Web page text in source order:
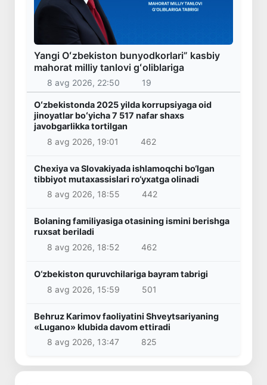
Yangi Oʻzbekiston bunyodkorlari” kasbiy
mahorat milliy tanlovi gʻoliblariga
8 avg 2026, 22:50 19
Oʻzbekistonda 2025 yilda korrupsiyaga oid
jinoyatlar boʻyicha 7 517 nafar shaxs
javobgarlikka tortilgan
8 avg 2026, 19:01
462
Chexiya va Slovakiyada ishlamoqchi bo‘lgan
tibbiyot mutaxassislari ro‘yxatga olinadi
8 avg 2026, 18:55
442
Bolaning familiyasiga otasining ismini berishga
ruxsat beriladi
8 avg 2026, 18:52
462
O‘zbekiston quruvchilariga bayram tabrigi
8 avg 2026, 15:59
501
Behruz Karimov faoliyatini Shveytsariyaning
«Lugano» klubida davom ettiradi
8 avg 2026, 13:47
825